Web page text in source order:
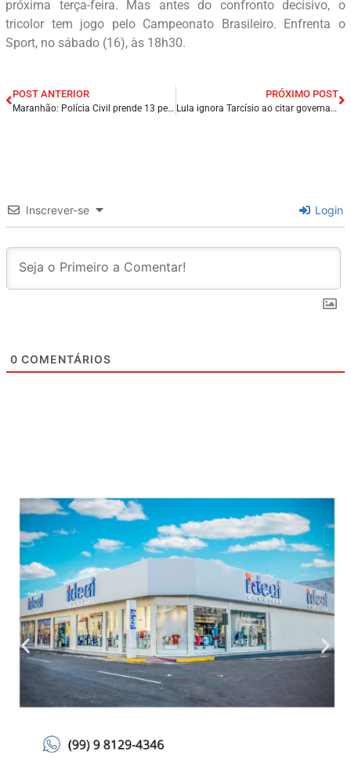
próxima terça-feira. Mas antes do confronto decisivo, o
tricolor tem jogo pelo Campeonato Brasileiro. Enfrenta o
Sport, no sábado (16), às 18h30.
POST ANTERIOR
Maranhão: Polícia Civil prende 13 pessoas em ação contra grupo especializado no tráfico de drogas.
PRÓXIMO POST
Lula ignora Tarcísio ao citar governadores que podem enfrentá-lo e diz que ‘quanto mais candidatos da direita, melhor’.
Inscrever-se Login
0 COMENTÁRIOS